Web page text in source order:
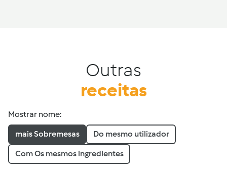
Outras
receitas
Mostrar nome:
mais Sobremesas Do mesmo utilizador
Com Os mesmos ingredientes